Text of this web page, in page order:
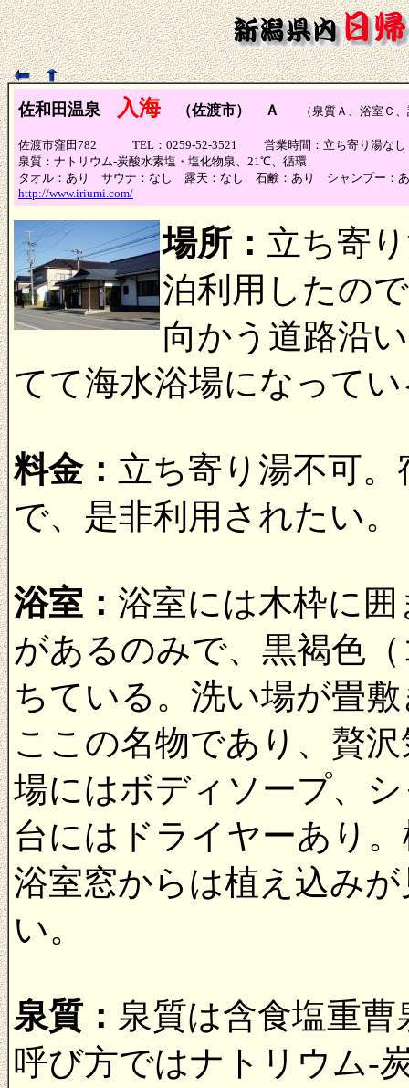
佐和田温泉 入海 （佐渡市） Ａ （泉質Ａ、浴室Ｃ
佐渡市窪田782 TEL：0259-52-3521 営業時間：立ち寄り湯な
泉質：ナトリウム-炭酸水素塩・塩化物泉、21℃、循環
タオル：あり サウナ：なし 露天：なし 石鹸：あり シャンプー：
http://www.iriumi.com/
場所： 立ち寄
泊利用したの
向かう道路沿
てて海水浴場になって
料金： 立ち寄り湯不可
で、是非利用されたい。
浴室： 浴室には木枠に
があるのみで、黒褐色
ちている。洗い場が畳
ここの名物であり、贅
場にはボディソープ、
台にはドライヤーあり
浴室窓からは植え込み
い。
泉質： 泉質は含食塩重
呼び方ではナトリウム-